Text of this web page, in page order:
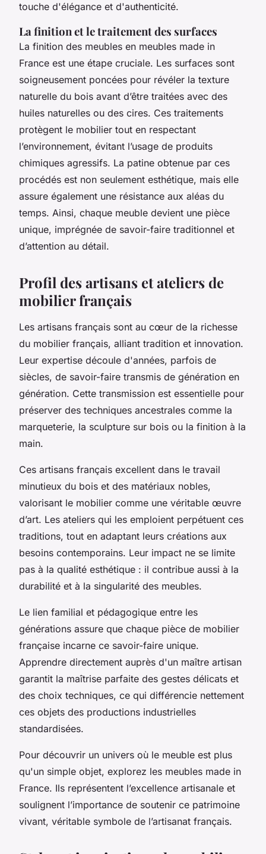
touche d'élégance et d'authenticité.
La finition et le traitement des surfaces
La finition des meubles en meubles made in
France est une étape cruciale. Les surfaces sont
soigneusement poncées pour révéler la texture
naturelle du bois avant d’être traitées avec des
huiles naturelles ou des cires. Ces traitements
protègent le mobilier tout en respectant
l’environnement, évitant l’usage de produits
chimiques agressifs. La patine obtenue par ces
procédés est non seulement esthétique, mais elle
assure également une résistance aux aléas du
temps. Ainsi, chaque meuble devient une pièce
unique, imprégnée de savoir-faire traditionnel et
d’attention au détail.
Profil des artisans et ateliers de
mobilier français
Les artisans français sont au cœur de la richesse
du mobilier français, alliant tradition et innovation.
Leur expertise découle d'années, parfois de
siècles, de savoir-faire transmis de génération en
génération. Cette transmission est essentielle pour
préserver des techniques ancestrales comme la
marqueterie, la sculpture sur bois ou la finition à la
main.
Ces artisans français excellent dans le travail
minutieux du bois et des matériaux nobles,
valorisant le mobilier comme une véritable œuvre
d’art. Les ateliers qui les emploient perpétuent ces
traditions, tout en adaptant leurs créations aux
besoins contemporains. Leur impact ne se limite
pas à la qualité esthétique : il contribue aussi à la
durabilité et à la singularité des meubles.
Le lien familial et pédagogique entre les
générations assure que chaque pièce de mobilier
française incarne ce savoir-faire unique.
Apprendre directement auprès d'un maître artisan
garantit la maîtrise parfaite des gestes délicats et
des choix techniques, ce qui différencie nettement
ces objets des productions industrielles
standardisées.
Pour découvrir un univers où le meuble est plus
qu'un simple objet, explorez les meubles made in
France. Ils représentent l’excellence artisanale et
soulignent l’importance de soutenir ce patrimoine
vivant, véritable symbole de l’artisanat français.